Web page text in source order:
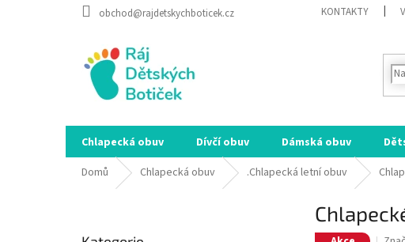
obchod@rajdetskychboticek.cz KONTAKTY
Chlapecká obuv Dívčí obuv Dámská obuv
Domů
Chlapecká obuv .Chlapecká letní obuv